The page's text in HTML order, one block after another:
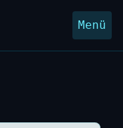
Menü